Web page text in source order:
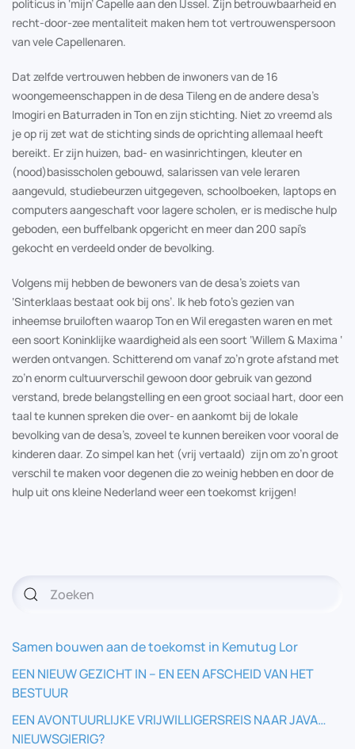
politicus in ‘mijn’ Capelle aan den IJssel. Zijn betrouwbaarheid en
recht-door-zee mentaliteit maken hem tot vertrouwenspersoon
van vele Capellenaren.
Dat zelfde vertrouwen hebben de inwoners van de 16
woongemeenschappen in de desa Tileng en de andere desa’s
Imogiri en Baturraden in Ton en zijn stichting. Niet zo vreemd als
je op rij zet wat de stichting sinds de oprichting allemaal heeft
bereikt. Er zijn huizen, bad- en wasinrichtingen, kleuter en
(nood)basisscholen gebouwd, salarissen van vele leraren
aangevuld, studiebeurzen uitgegeven, schoolboeken, laptops en
computers aangeschaft voor lagere scholen, er is medische hulp
geboden, een buffelbank opgericht en meer dan 200 sapi’s
gekocht en verdeeld onder de bevolking.
Volgens mij hebben de bewoners van de desa’s zoiets van
‘Sinterklaas bestaat ook bij ons’. Ik heb foto’s gezien van
inheemse bruiloften waarop Ton en Wil eregasten waren en met
een soort Koninklijke waardigheid als een soort ‘Willem & Maxima ‘
werden ontvangen. Schitterend om vanaf zo’n grote afstand met
zo’n enorm cultuurverschil gewoon door gebruik van gezond
verstand, brede belangstelling en een groot sociaal hart, door een
taal te kunnen spreken die over- en aankomt bij de lokale
bevolking van de desa’s, zoveel te kunnen bereiken voor vooral de
kinderen daar. Zo simpel kan het (vrij vertaald) zijn om zo’n groot
verschil te maken voor degenen die zo weinig hebben en door de
hulp uit ons kleine Nederland weer een toekomst krijgen!
Samen bouwen aan de toekomst in Kemutug Lor
EEN NIEUW GEZICHT IN – EN EEN AFSCHEID VAN HET
BESTUUR
EEN AVONTUURLIJKE VRIJWILLIGERSREIS NAAR JAVA…
NIEUWSGIERIG?